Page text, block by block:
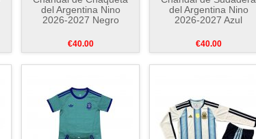
del Argentina Nino
2026-2027 Negro
€40.00
del Argentina Nino
2026-2027 Azul
€40.00